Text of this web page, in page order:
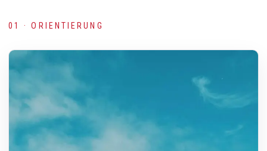
01 · ORIENTIERUNG